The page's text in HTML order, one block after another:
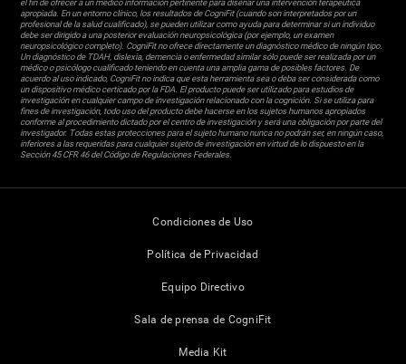
el fin de ofrecer a un médico información pertinente para diseñar una intervención terapéutica
apropiada. En un entorno clínico, los resultados de CogniFit (cuando son interpretados por un
profesional de la salud cualificado), se pueden utilizar como ayuda para determinar si un individuo
debe ser dirigido a una posterior evaluación neuropsicológica (por ejemplo, un examen
neuropsicológico completo). CogniFit no ofrece directamente un diagnóstico médico de ningún tipo.
Un diagnóstico de TDAH, dislexia, demencia o enfermedad similar sólo puede ser realizada por un
médico o psicólogo cualificado teniendo en cuenta una amplia gama de posibles factores. De
acuerdo al uso indicado, CogniFit no indica que esta herramienta sea o deba ser considerada como
un dispositivo médico certicado por la FDA. El producto puede ser utilizado para estudios de
investigación en cualquier campo de investigación relacionado con la cognición. Si se utiliza para
fines de investigación, todo uso del producto debe hacerse en los sujetos humanos apropiados
conforme al procedimiento dictado por el centro de investigación y será una obligación por parte del
investigador. Todas estas protecciones para el sujeto humano nunca no podrán ser, en ningún caso,
inferiores a las requeridas para cualquier sujeto de investigación en virtud de lo dispuesto en la
Sección 45 CFR 46 del Código de Regulaciones Federales.
Condiciones de Uso
Política de Privacidad
Equipo Directivo
Sala de prensa de CogniFit
Media Kit